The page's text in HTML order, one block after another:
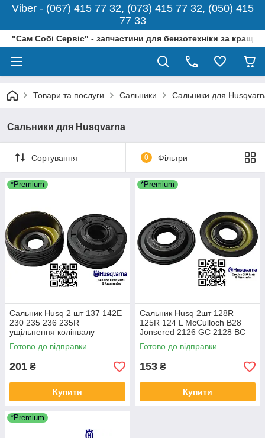
Viber - (067) 415 77 32, (073) 415 77 32, (050) 415
77 33
"Сам Собі Сервіс" - запчастини для бензотехніки за
Товари та послуги Сальники Сальники для
Сальники для Husqvarna
Сортування 0 Фільтри
*Premium
Сальник Husq 2 шт 137 142Е
230 235 236 235R
ущільнення колінвалу
Jonsered CS2036 CS2040
5039107-01 530056363
Готово до відправки
201 ₴
Купити
*Premium
Сальник Husq 2шт 128R
125R 124 L McCulloch B28
Jonsered 2126 GC 2128 BC
2128 5450504-03 5450080-84
Готово до відправки
153 ₴
Купити
*Premium